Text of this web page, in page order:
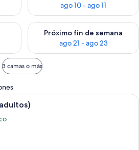
ago 10 - ago 11
para este fin de semana, ago 14 -
Próximo fin de semana
ago 21 - ago 23
Consulta la disponibilidad
3 camas o más
Habitación de hotel con dos camas,